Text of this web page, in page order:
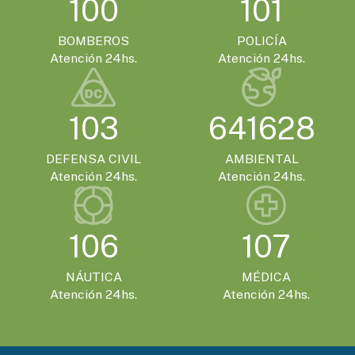
Gualeguaychú confirmó que será la sede
EVENTOS TURISTICOS
SÁBADO 21 DE NOVIEMBRE - 20:00HS.
El Encuentro Batuque celebra su 4ª edición
en Gualeguaychú
100
BOMBEROS
Atención 24hs.
101
POLICÍA
Atención 24hs.
103
DEFENSA CIVIL
Atención 24hs.
641628
AMBIENTAL
Atención 24hs.
106
NÁUTICA
Atención 24hs.
107
MÉDICA
Atención 24hs.